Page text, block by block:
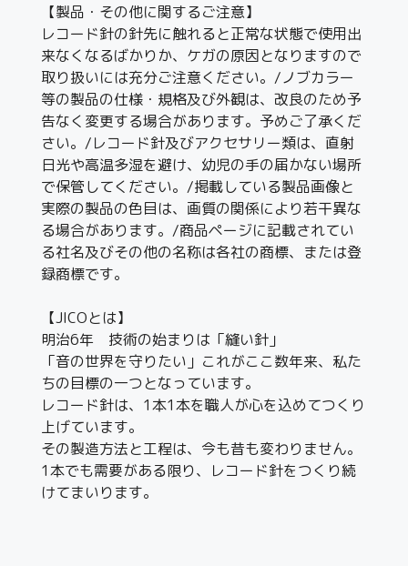
【製品・その他に関するご注意】
レコード針の針先に触れると正常な状態で使用出
来なくなるばかりか、ケガの原因となりますので
取り扱いには充分ご注意ください。/ノブカラー
等の製品の仕様・規格及び外観は、改良のため予
告なく変更する場合があります。予めご了承くだ
さい。/レコード針及びアクセサリー類は、直射
日光や高温多湿を避け、幼児の手の届かない場所
で保管してください。/掲載している製品画像と
実際の製品の色目は、画質の関係により若干異な
る場合があります。/商品ページに記載されてい
る社名及びその他の名称は各社の商標、または登
録商標です。
【JICOとは】
明治6年 技術の始まりは「縫い針」
「音の世界を守りたい」これがここ数年来、私た
ちの目標の一つとなっています。
レコード針は、1本1本を職人が心を込めてつくり
上げています。
その製造方法と工程は、今も昔も変わりません。
1本でも需要がある限り、レコード針をつくり続
けてまいります。